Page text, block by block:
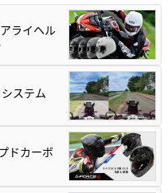
ライヘル
ステム
ドカーボ